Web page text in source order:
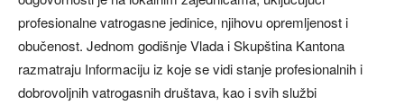
profesionalne vatrogasne jedinice, njihovu opremljenost i
obučenost. Jednom godišnje Vlada i Skupština Kantona
razmatraju Informaciju iz koje se vidi stanje profesionalnih i
dobrovoljnih vatrogasnih društava, kao i svih službi